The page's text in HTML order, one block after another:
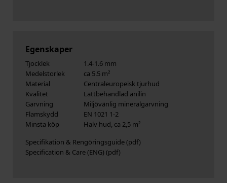
Egenskaper
Tjocklek
1.4-1.6 mm
Medelstorlek
ca 5.5 m²
Material
Centraleuropeisk tjurhud
Kvalitet
Lättbehandlad anilin
Garvning
Miljövänlig mineralgarvning
Flamskydd
EN 1021 1-2
Minsta köp
Halv hud, ca 2,5 m²
Specifikation & Rengöringsguide
Specification & Care (ENG)